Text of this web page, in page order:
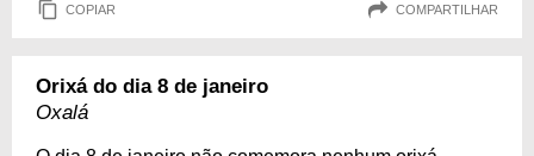
COPIAR COMPARTILHAR
Orixá do dia 8 de janeiro
Oxalá